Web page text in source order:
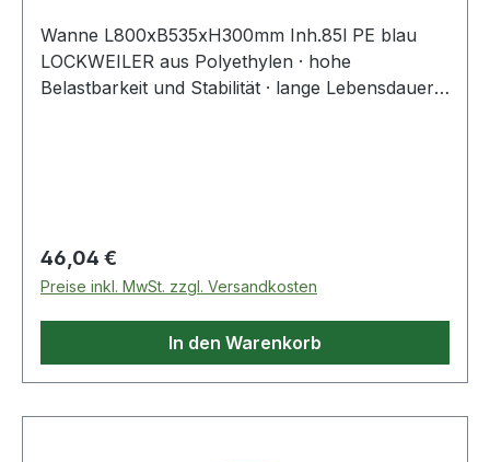
Wanne L800xB535xH300mm Inh.85l PE blau
LOCKWEILER aus Polyethylen · hohe
Belastbarkeit und Stabilität · lange Lebensdauer ·
Regulärer Preis:
46,04 €
Preise inkl. MwSt. zzgl. Versandkosten
In den Warenkorb